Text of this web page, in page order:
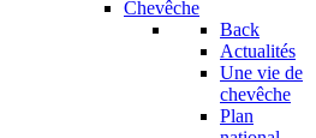
Chevêche
Back
Actualités
Une vie de
chevêche
Plan